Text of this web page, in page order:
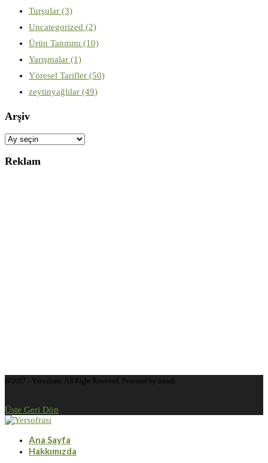
Turşular (3)
Uncategorized (2)
Ürün Tanıtımı (10)
Yarışmalar (1)
Yöresel Tarifler (50)
zeytinyağlılar (49)
Arşiv
Arşiv
Reklam
@2017 - Yersofrası. All Right Reserved. Powered by tcmuh
Üste Geri Dön
Ana Sayfa
Hakkımızda